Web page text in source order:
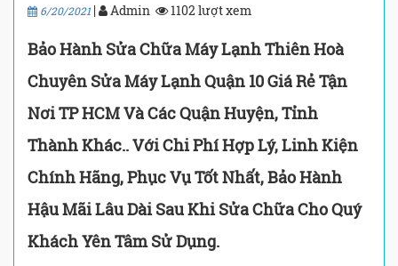
6/20/2021 | Admin 1102 lượt xem
Bảo Hành Sửa Chữa Máy Lạnh Thiên Hoà
Chuyên Sửa Máy Lạnh Quận 10 Giá Rẻ Tận
Nơi TP HCM Và Các Quận Huyện, Tỉnh
Thành Khác.. Với Chi Phí Hợp Lý, Linh Kiện
Chính Hãng, Phục Vụ Tốt Nhất, Bảo Hành
Hậu Mãi Lâu Dài Sau Khi Sửa Chữa Cho Quý
Khách Yên Tâm Sử Dụng.